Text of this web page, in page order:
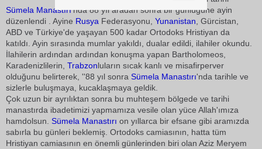
Sümela Manastırı'nda 88 yıl aradan sonra bir günlüğüne ayin
düzenlendi . Ayine Rusya Federasyonu, Yunanistan , Gürcistan,
ABD ve Türkiye'de yaşayan 500 kadar Ortodoks Hristiyan da
katıldı. Ayin sırasında mumlar yakıldı, dualar edildi, ilahiler okundu.
İlahilerin ardından ardından konuşma yapan Bartholomeos,
Karadenizlilerin, Trabzonluların sıcak kanlı ve misafirperver
olduğunu belirterek, ''88 yıl sonra Sümela Manastırı'nda tarihle ve
sizlerle buluşmaya, kucaklaşmaya geldik.
Çok uzun bir ayrılıktan sonra bu muhteşem bölgede ve tarihi
manastırda ibadetimizi yapmamıza vesile olan yüce Allah'ımıza
hamdolsun. Sümela Manastırı on yıllarca bir efsane gibi aramızda
sabırla bu günleri beklemiş. Ortodoks camiasının, hatta tüm
Hristiyan camiasının en önemli günlerinden biri olan Aziz Meryem